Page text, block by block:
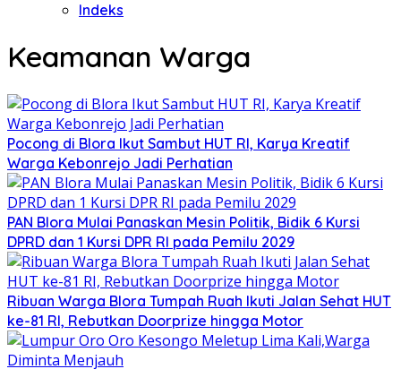
Indeks
Keamanan Warga
‎Pocong di Blora Ikut Sambut HUT RI, Karya Kreatif
Warga Kebonrejo Jadi Perhatian
‎PAN Blora Mulai Panaskan Mesin Politik, Bidik 6 Kursi
DPRD dan 1 Kursi DPR RI pada Pemilu 2029
Ribuan Warga Blora Tumpah Ruah Ikuti Jalan Sehat HUT
ke-81 RI, Rebutkan Doorprize hingga Motor